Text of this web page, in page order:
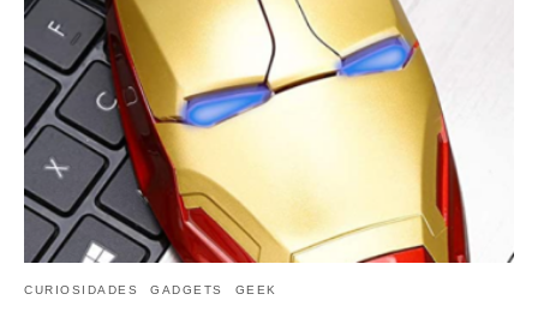
CURIOSIDADES GADGETS GEEK